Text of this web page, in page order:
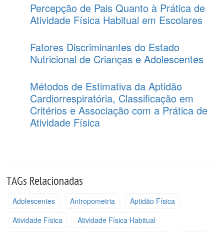
Percepção de Pais Quanto à Prática de
Atividade Física Habitual em Escolares
Fatores Discriminantes do Estado
Nutricional de Crianças e Adolescentes
Métodos de Estimativa da Aptidão
Cardiorrespiratória, Classificação em
Critérios e Associação com a Prática de
Atividade Física
TAGs Relacionadas
Adolescentes Antropometria
Aptidão Física
Atividade Física
Atividade Física Habitual